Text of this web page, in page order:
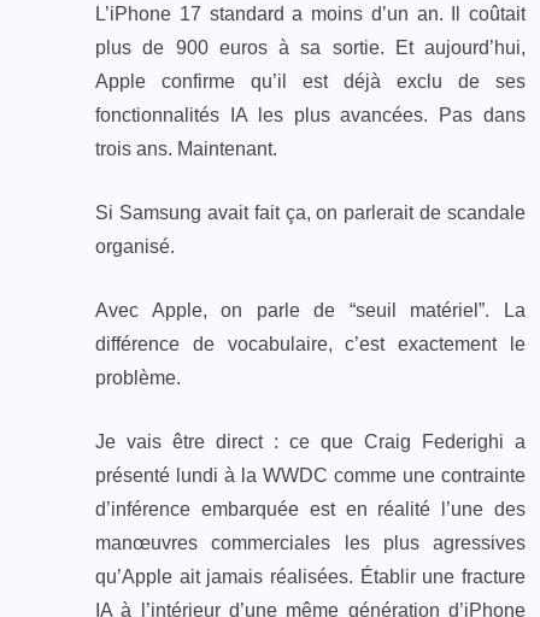
L’iPhone 17 standard a moins d’un an. Il coûtait
plus de 900 euros à sa sortie. Et aujourd’hui,
Apple confirme qu’il est déjà exclu de ses
fonctionnalités IA les plus avancées. Pas dans
trois ans. Maintenant.
Si Samsung avait fait ça, on parlerait de scandale
organisé.
Avec Apple, on parle de “seuil matériel”. La
différence de vocabulaire, c’est exactement le
problème.
Je vais être direct : ce que Craig Federighi a
présenté lundi à la WWDC comme une contrainte
d’inférence embarquée est en réalité l’une des
manœuvres commerciales les plus agressives
qu’Apple ait jamais réalisées. Établir une fracture
IA à l’intérieur d’une même génération d’iPhone